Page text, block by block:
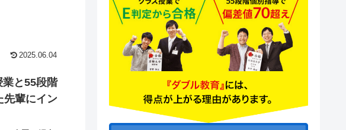
2025.06.04
業と55段階
先輩にイン